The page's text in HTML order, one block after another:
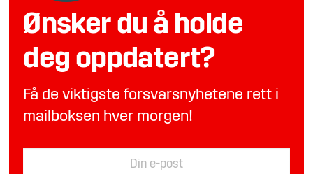
Ønsker du å holde
deg oppdatert?
Få de viktigste forsvarsnyhetene rett i
mailboksen hver morgen!